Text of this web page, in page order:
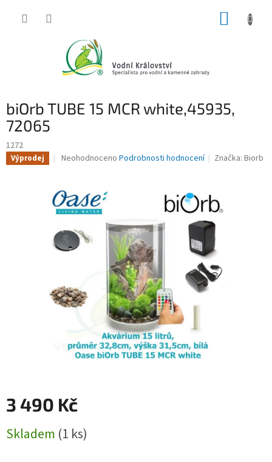
biOrb TUBE 15 MCR white,45935,
72065
1272
Výprodej
Průměrné
je
0,0
z
hvězdiček.
Neohodnoceno Podrobnosti hodnocení Značka:Biorb
3 490 Kč
cena:
Skladem (1 ks)